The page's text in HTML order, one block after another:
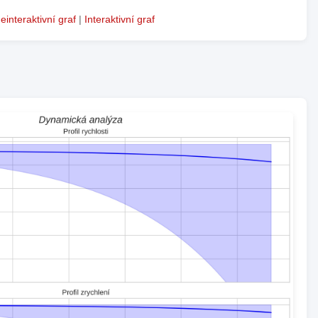
graf| Interaktivní graf